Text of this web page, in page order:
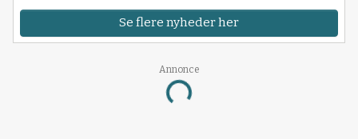
Se flere nyheder her
Annonce
Loading...